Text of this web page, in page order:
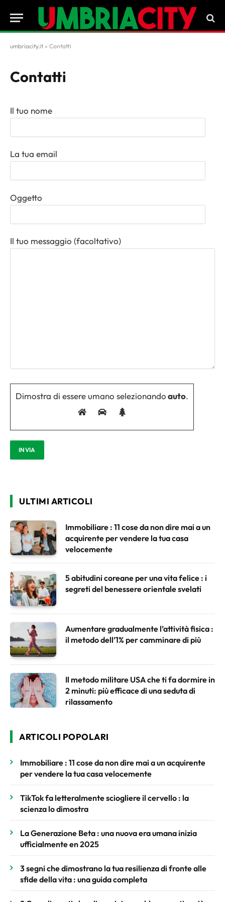
umbriacity.it » Contatti
Contatti
Il tuo nome
La tua email
Oggetto
Il tuo messaggio (facoltativo)
Dimostra di essere umano selezionandoauto.
ULTIMI ARTICOLI
Immobiliare : 11 cose da non dire mai a un
acquirente per vendere la tua casa
velocemente
5 abitudini coreane per una vita felice : i
segreti del benessere orientale svelati
Aumentare gradualmente l’attività fisica :
il metodo dell’1% per camminare di più
Il metodo militare USA che ti fa dormire in
2 minuti: più efficace di una seduta di
rilassamento
ARTICOLI POPOLARI
Immobiliare : 11 cose da non dire mai a un acquirente
per vendere la tua casa velocemente
TikTok fa letteralmente sciogliere il cervello : la
scienza lo dimostra
La Generazione Beta : una nuova era umana inizia
ufficialmente en 2025
3 segni che dimostrano la tua resilienza di fronte alle
sfide della vita : una guida completa